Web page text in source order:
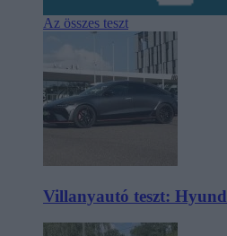
Az összes teszt
Villanyautó teszt: